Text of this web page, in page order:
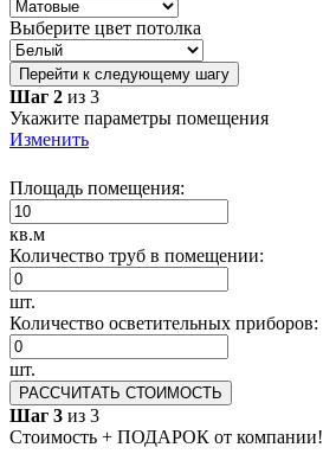
Выберите цвет потолка
Перейти к следующему шагу
Шаг 2 из 3
Укажите параметры помещения
Изменить
Площадь помещения:
кв.м
Количество труб в помещении:
шт.
Количество осветительных приборов:
шт.
РАССЧИТАТЬ СТОИМОСТЬ
Шаг 3 из 3
Стоимость + ПОДАРОК от компании!